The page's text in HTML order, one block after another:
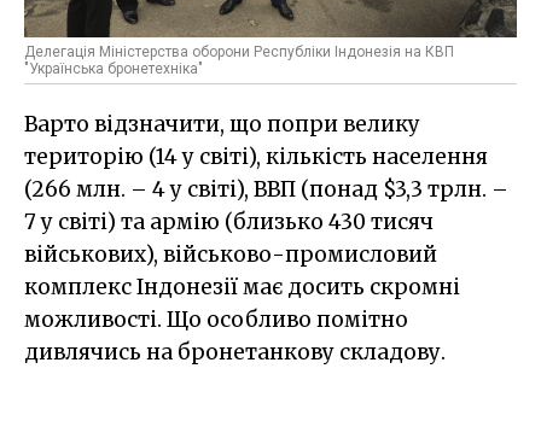
Делегація Міністерства оборони Республіки Індонезія на КВП
"Українська бронетехніка"
Варто відзначити, що попри велику
територію (14 у світі), кількість населення
(266 млн. – 4 у світі), ВВП (понад $3,3 трлн. –
7 у світі) та армію (близько 430 тисяч
військових), військово-промисловий
комплекс Індонезії має досить скромні
можливості. Що особливо помітно
дивлячись на бронетанкову складову.